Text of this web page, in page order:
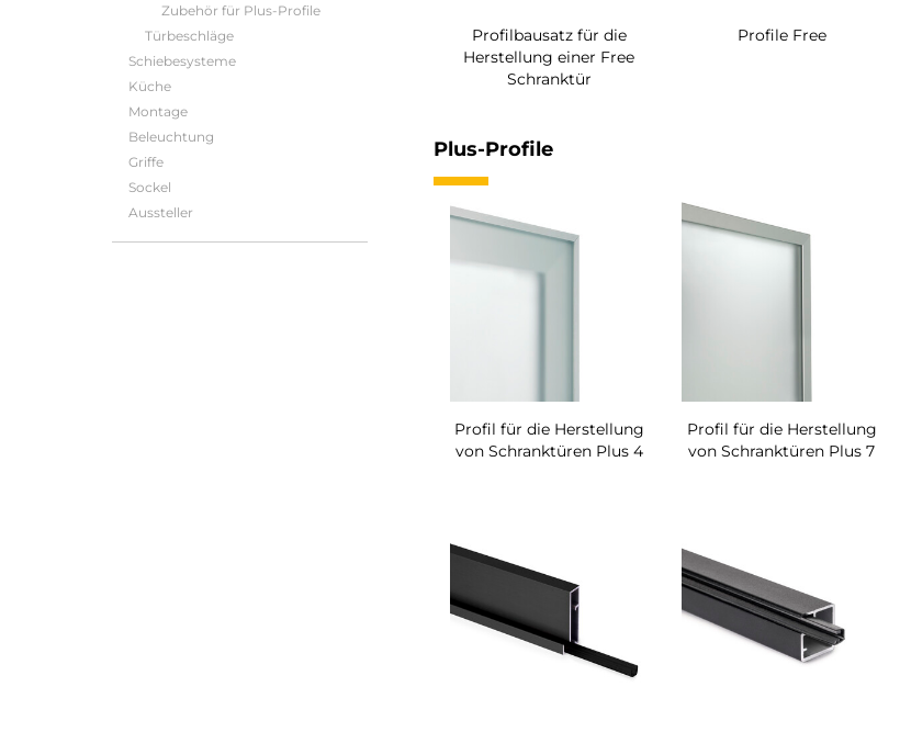
Zubehör für Plus-Profile
Türbeschläge
Schiebesysteme
Küche
Montage
Beleuchtung
Griffe
Sockel
Aussteller
Profilbausatz für die
Herstellung einer Free
Schranktür
Profile Free
Plus-Profile
Profil für die Herstellung
von Schranktüren Plus 4
Profil für die Herstellung
von Schranktüren Plus 7